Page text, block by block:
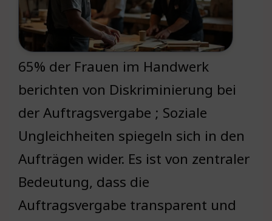
65% der Frauen im Handwerk
berichten von Diskriminierung bei
der Auftragsvergabe ; Soziale
Ungleichheiten spiegeln sich in den
Aufträgen wider. Es ist von zentraler
Bedeutung, dass die
Auftragsvergabe transparent und